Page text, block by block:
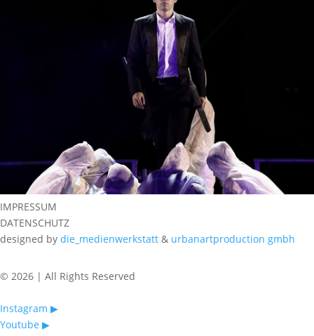
IMPRESSUM
DATENSCHUTZ
designed by die_medienwerkstatt & urbanartproduction gmbh
© 2026 | All Rights Reserved
Instagram ▶︎
Youtube ▶︎